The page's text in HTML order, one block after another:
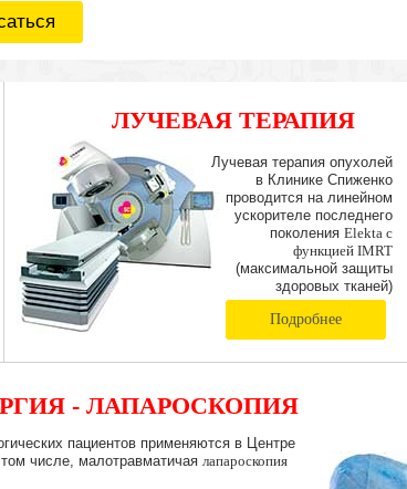
ЛУЧЕВАЯ ТЕРАПИЯ
Лучевая терапия опухолей
в Клинике Спиженко
проводится на линейном
ускорителе последнего
поколения Elekta с
функцией IMRT
(максимальной защиты
здоровых тканей)
Подробнее
- ЛАПАРОСКОПИЯ
пациентов применяются в Центре
числе, малотравматичая лапароскопия